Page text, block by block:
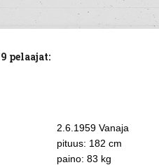
pelaajat:
2.6.1959 Vanaja
pituus: 182 cm
paino: 83 kg